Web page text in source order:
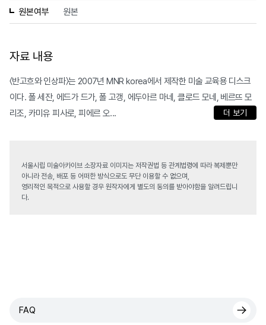
원본여부 원본
자료 내용
〈반고흐와 인상파〉는 2007년 MNR korea에서 제작한 미술 교육용 디스크
이다. 폴 세잔, 에드가 드가, 폴 고갱, 에두아르 마네, 클로드 모네, 베르뜨 모
리조, 카미유 피사로, 피에르 오...
더 보기
서울시립 미술아카이브 소장자료 이미지는 저작권법 등 관계법령에 따라 복제뿐만
아니라 전송, 배포 등 어떠한 방식으로도 무단 이용할 수 없으며,
영리적인 목적으로 사용할 경우 원작자에게 별도의 동의를 받아야함을 알려드립니
다.
FAQ